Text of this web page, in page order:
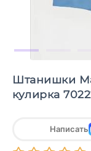
Штанишки
кулирка
Написать